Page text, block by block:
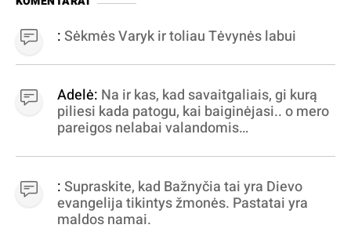
:Sėkmės Varyk ir toliau Tėvynės labui
Adelė: Na ir kas, kad savaitgaliais, gi kurą
piliesi kada patogu, kai baiginėjasi.. o mero
pareigos nelabai valandomis
virpinimas, ieškokit kur milijonus vagia
dujininkai, elektros aferistai, stadionų
statytojai Vilnuje
:Supraskite, kad Bažnyčia tai yra Dievo
evangelija tikintys žmonės. Pastatai yra
maldos namai.